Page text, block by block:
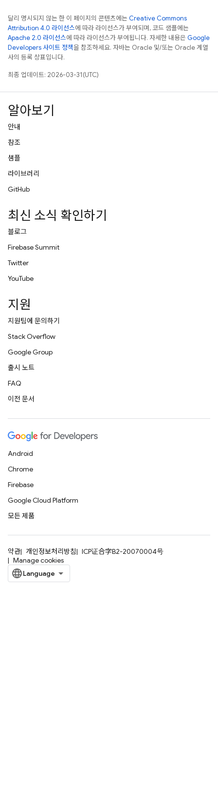
달리 명시되지 않는 한 이 페이지의 콘텐츠에는 Creative Commons
Attribution 4.0 라이선스에 따라 라이선스가 부여되며, 코드 샘플에는
Apache 2.0 라이선스에 따라 라이선스가 부여됩니다. 자세한 내용은 Google
Developers 사이트 정책을 참조하세요. 자바는 Oracle 및/또는 Oracle 계열
사의 등록 상표입니다.
최종 업데이트: 2026-03-31(UTC)
알아보기
안내
참조
샘플
라이브러리
GitHub
최신 소식 확인하기
블로그
Firebase Summit
Twitter
YouTube
지원
지원팀에 문의하기
Stack Overflow
Google Group
출시 노트
FAQ
이전 문서
Android
Chrome
Firebase
Google Cloud Platform
모든 제품
약관 개인정보처리방침
ICP证合字B2-20070004号
Manage cookies